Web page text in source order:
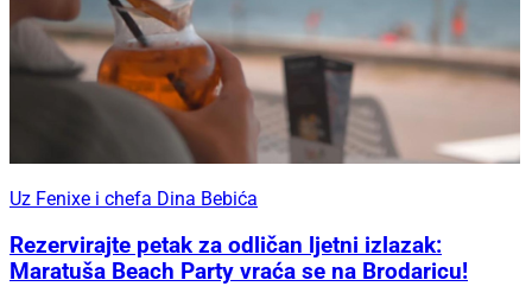
Uz Fenixe i chefa Dina Bebića
Rezervirajte petak za odličan ljetni izlazak:
Maratuša Beach Party vraća se na Brodaricu!